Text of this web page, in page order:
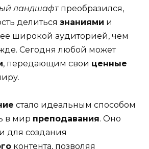
ландшафтпреобразился,
делиться знаниями и
широкой аудиторией, чем
Сегодня любой может
, передающим свои ценные
стало идеальным способом
в мир преподавания. Оно
для создания
контента, позволяя